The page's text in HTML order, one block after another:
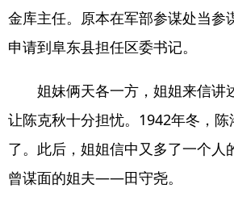
金库主任。原本在军部参谋处当参
申请到阜东县担任区委书记。
姐妹俩天各一方，姐姐来信讲
让陈克秋十分担忧。1942年冬，
了。此后，姐姐信中又多了一个人
曾谋面的姐夫——田守尧。